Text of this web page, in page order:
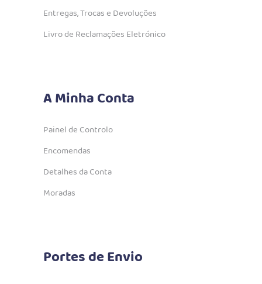
Entregas, Trocas e Devoluções
Livro de Reclamações Eletrónico
A Minha Conta
Painel de Controlo
Encomendas
Detalhes da Conta
Moradas
Portes de Envio